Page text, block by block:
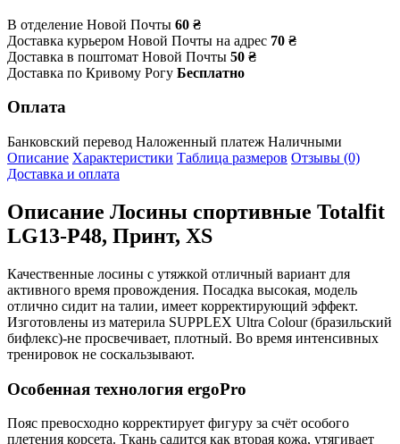
В отделение Новой Почты 60 ₴
Доставка курьером Новой Почты на адрес 70 ₴
Доставка в поштомат Новой Почты 50 ₴
Доставка по Кривому Рогу Бесплатно
Оплата
Банковский перевод Наложенный платеж Наличными
Описание Характеристики Таблица размеров Отзывы (0)
Доставка и оплата
Описание Лосины спортивные Totalfit
LG13-P48, Принт, XS
Качественные лосины с утяжкой отличный вариант для
активного время провождения. Посадка высокая, модель
отлично сидит на талии, имеет корректирующий эффект.
Изготовлены из материла SUPPLEX Ultra Colour (бразильский
бифлекс)-не просвечивает, плотный. Во время интенсивных
тренировок не соскальзывают.
Особенная технология ergoPro
Пояс превосходно корректирует фигуру за счёт особого
плетения корсета. Ткань садится как вторая кожа, утягивает